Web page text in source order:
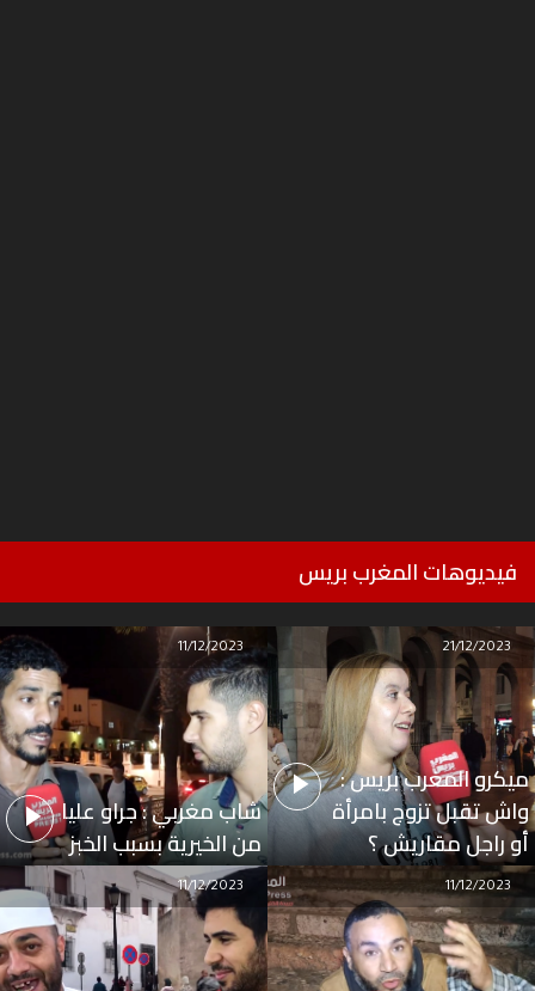
فيديوهات المغرب بريس
ميكرو المغرب بريس :
واش تقبل تزوج بامرأة
أو راجل مقاريش ؟
21/12/2023
شاب مغربي : جراو عليا
من الخيرية بسبب الخبز
11/12/2023
11/12/2023
11/12/2023